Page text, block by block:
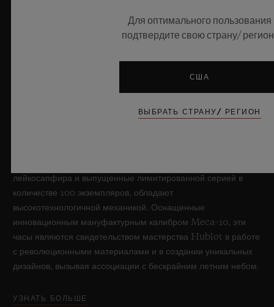
BIG BANG SAPPHIRE SKY BLUE
обработки искусственного сапфира, вновь раздвигает
лейкосапфира и выпущенные лимитированной серией в
количестве 100 экземпляров, обладают
высокотехнологичной механикой. Оснащенные
инновационным мануфактурным калибром Meca-10, эти
часы являются свидетельством мастерства Hublot в работе
с революционными материалами и в создании уникальных
дизайнов, вызывая ассоциации с бескрайним летним небом.
УЗНАТЬ БОЛЬШЕ
Для оптимального пользования
подтвердите свою страну/
США
ВЫБРАТЬ СТРАНУ/ РЕГИОН